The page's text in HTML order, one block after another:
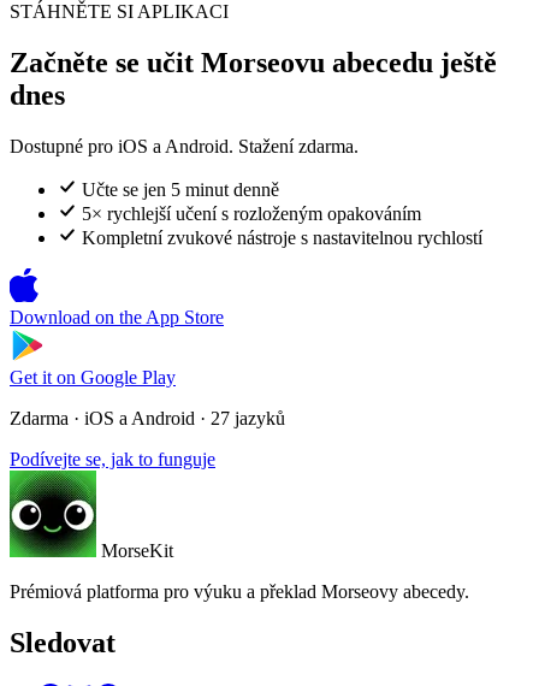
STÁHNĚTE SI APLIKACI
Začněte se učit Morseovu abecedu ještě
dnes
Dostupné pro iOS a Android. Stažení zdarma.
Učte se jen 5 minut denně
5× rychlejší učení s rozloženým opakováním
Kompletní zvukové nástroje s nastavitelnou rychlostí
Download on the App Store
Get it on Google Play
Zdarma · iOS a Android · 27 jazyků
Podívejte se, jak to funguje
MorseKit
Prémiová platforma pro výuku a překlad Morseovy abecedy.
Sledovat